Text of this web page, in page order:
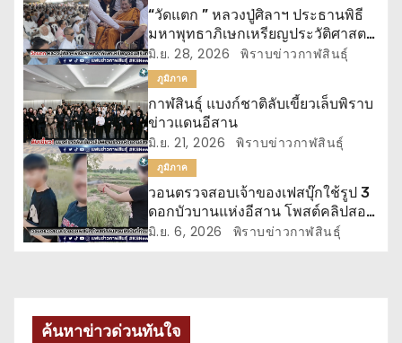
เ
รื่
อ
ง
“วัดแตก ” หลวงปู่ศิลาฯ ประธานพิธี
มหาพุทธาภิเษกเหรียญประวัติศาสตร์
“จอมสุรินทร์”
มิ.ย. 28, 2026 พิราบข่าวกาฬสินธุ์
ภูมิภาค
กาฬสินธุ์ แบงก์ชาติลับเขี้ยวเล็บพิราบ
ข่าวแดนอีสาน
มิ.ย. 21, 2026 พิราบข่าวกาฬสินธุ์
ภูมิภาค
วอนตรวจสอบเจ้าของเฟสบุ๊กใช้รูป 3
ดอกบัวบานแห่งอีสาน โพสต์คลิปสอน
ยิงปืน
มิ.ย. 6, 2026 พิราบข่าวกาฬสินธุ์
ค้นหาข่าวด่วนทันใจ